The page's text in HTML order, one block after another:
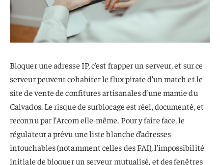
Bloquer une adresse IP, c’est frapper un serveur, et sur ce
serveur peuvent cohabiter le flux pirate d’un match et le
site de vente de confitures artisanales d’une mamie du
Calvados. Le risque de surblocage est réel, documenté, et
reconnu par l’Arcom elle-même. Pour y faire face, le
régulateur a prévu une liste blanche d’adresses
intouchables (notamment celles des FAI), l’impossibilité
initiale de bloquer un serveur mutualisé, et des fenêtres